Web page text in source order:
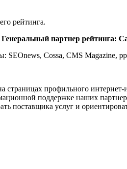
рейтинга.
Генеральный партнер рейтинга:
Cossa, CMS Magazine,
страницах профильного
поддержке наших
поставщика услуг и